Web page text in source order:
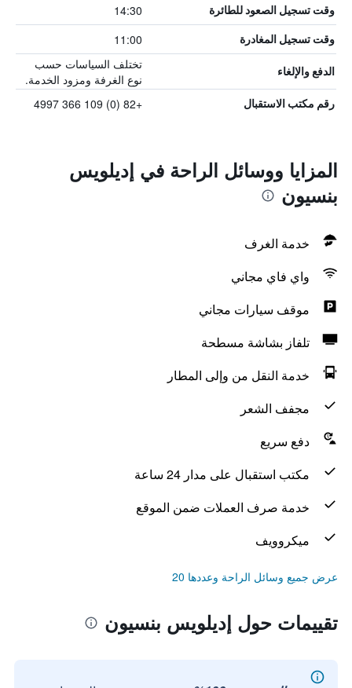
وقت تسجيل الصعود للطائرة 14:30
وقت تسجيل المغادرة 11:00
الدفع والإلغاء
تختلف السياسات حسب
نوع الغرفة ومزود الخدمة.
رقم مكتب الاستقبال +82 (0) 109 366 4997
المزايا ووسائل الراحة في إديلويس
بنسيون
خدمة الغرف
واي فاي مجاني
موقف سيارات مجاني
تلفاز بشاشة مسطحة
خدمة النقل من وإلى المطار
مجفف الشعر
دفع سريع
مكتب استقبال على مدار 24 ساعة
خدمة صرف العملات ضمن الموقع
ميكروويف
عرض جميع وسائل الراحة وعددها 20
تقييمات حول إديلويس بنسيون